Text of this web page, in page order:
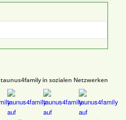
taunus4family in sozialen Netzwerken